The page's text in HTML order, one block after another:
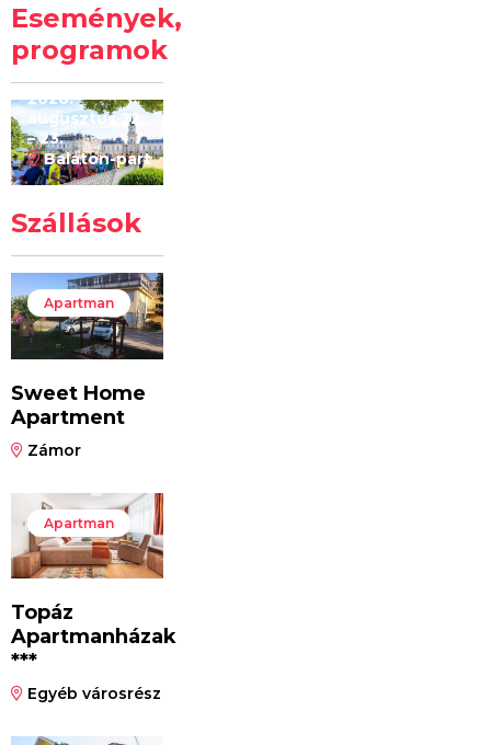
Események,
programok
Kilóméterek
2026
2026.
augusztus 22
– 23.
Balaton-part
Szállások
Apartman
Sweet Home
Apartment
Zámor
Apartman
Topáz
Apartmanházak
***
Egyéb városrész